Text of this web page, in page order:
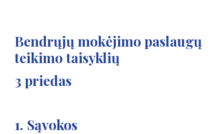
Bendrųjų mokėjimo paslaugų
teikimo taisyklių
3 priedas
1. Sąvokos